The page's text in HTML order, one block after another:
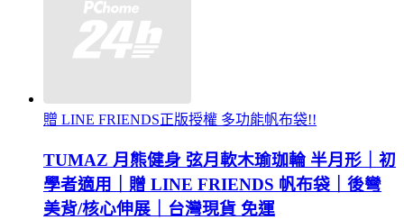
贈 LINE FRIENDS正版授權 多功能帆布袋!!
TUMAZ 月熊健身 弦月軟木瑜珈輪 半月形｜初
學者適用｜贈 LINE FRIENDS 帆布袋｜後彎
美背/核心伸展｜台灣現貨 免運